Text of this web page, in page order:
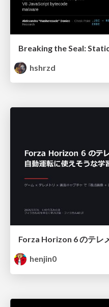
hshrzd
henjin0